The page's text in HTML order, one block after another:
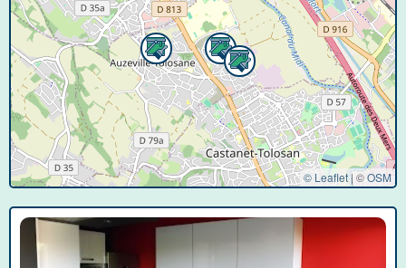
© Leaflet| ©OSM